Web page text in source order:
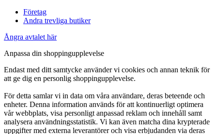
Företag
Andra trevliga butiker
Ångra avtalet här
Anpassa din shoppingupplevelse
Endast med ditt samtycke använder vi cookies och annan teknik för
att ge dig en personlig shoppingupplevelse.
För detta samlar vi in data om våra användare, deras beteende och
enheter. Denna information används för att kontinuerligt optimera
vår webbplats, visa personligt anpassad reklam och innehåll samt
analysera användningsstatistik. Vi kan även matcha dina krypterade
uppgifter med externa leverantörer och visa erbjudanden via deras